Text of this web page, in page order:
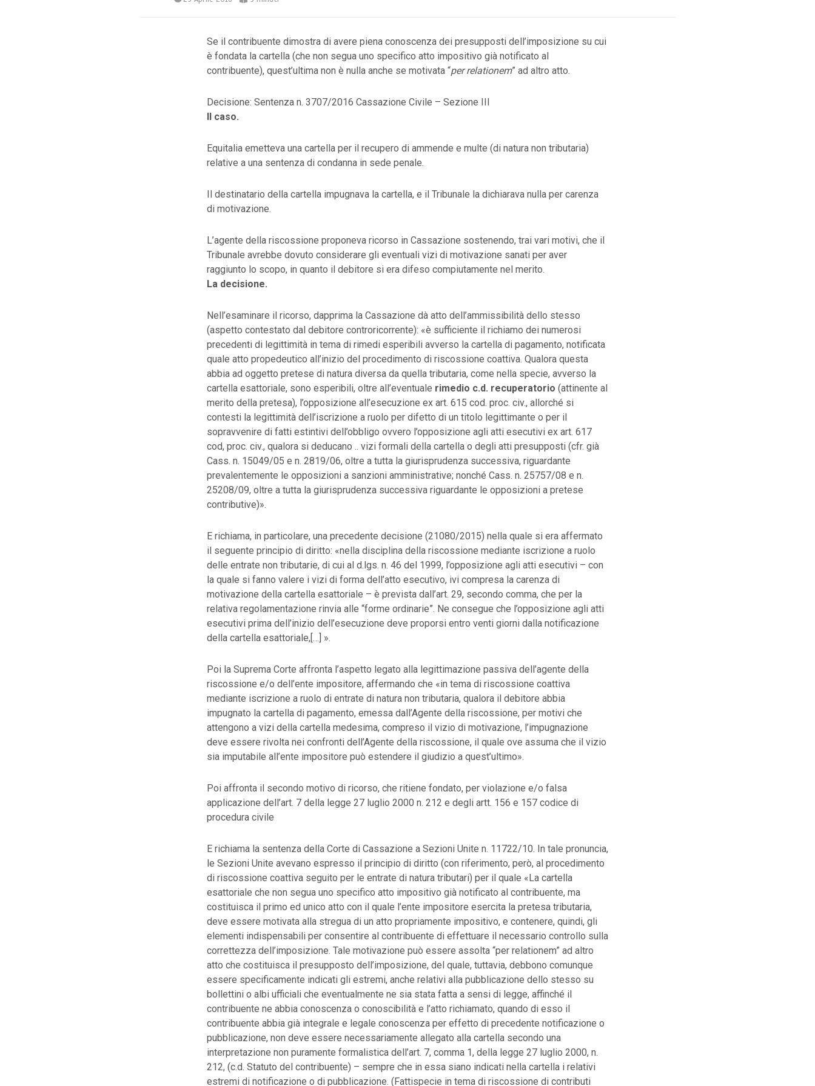
Se il contribuente dimostra di avere piena conoscenza dei presupposti dell’imposizione su cui
è fondata la cartella (che non segua uno specifico atto impositivo già notificato al
contribuente), quest’ultima non è nulla anche se motivata “per relationem” ad altro atto.
Decisione: Sentenza n. 3707/2016 Cassazione Civile – Sezione III
Il caso.
Equitalia emetteva una cartella per il recupero di ammende e multe (di natura non tributaria)
relative a una sentenza di condanna in sede penale.
Il destinatario della cartella impugnava la cartella, e il Tribunale la dichiarava nulla per carenza
di motivazione.
L’agente della riscossione proponeva ricorso in Cassazione sostenendo, trai vari motivi, che il
Tribunale avrebbe dovuto considerare gli eventuali vizi di motivazione sanati per aver
raggiunto lo scopo, in quanto il debitore si era difeso compiutamente nel merito.
La decisione.
Nell’esaminare il ricorso, dapprima la Cassazione dà atto dell’ammissibilità dello stesso
(aspetto contestato dal debitore controricorrente): «è sufficiente il richiamo dei numerosi
precedenti di legittimità in tema di rimedi esperibili avverso la cartella di pagamento, notificata
quale atto propedeutico all’inizio del procedimento di riscossione coattiva. Qualora questa
abbia ad oggetto pretese di natura diversa da quella tributaria, come nella specie, avverso la
cartella esattoriale, sono esperibili, oltre all’eventuale rimedio c.d. recuperatorio (attinente al
merito della pretesa), l’opposizione all’esecuzione ex art. 615 cod. proc. civ., allorché si
contesti la legittimità dell’iscrizione a ruolo per difetto di un titolo legittimante o per il
sopravvenire di fatti estintivi dell’obbligo ovvero l’opposizione agli atti esecutivi ex art. 617
cod, proc. civ., qualora si deducano .. vizi formali della cartella o degli atti presupposti (cfr. già
Cass. n. 15049/05 e n. 2819/06, oltre a tutta la giurisprudenza successiva, riguardante
prevalentemente le opposizioni a sanzioni amministrative; nonché Cass. n. 25757/08 e n.
25208/09, oltre a tutta la giurisprudenza successiva riguardante le opposizioni a pretese
contributive)».
E richiama, in particolare, una precedente decisione (21080/2015) nella quale si era affermato
il seguente principio di diritto: «nella disciplina della riscossione mediante iscrizione a ruolo
delle entrate non tributarie, di cui al d.lgs. n. 46 del 1999, l’opposizione agli atti esecutivi – con
la quale si fanno valere i vizi di forma dell’atto esecutivo, ivi compresa la carenza di
motivazione della cartella esattoriale – è prevista dall’art. 29, secondo comma, che per la
relativa regolamentazione rinvia alle “forme ordinarie”. Ne consegue che l’opposizione agli atti
esecutivi prima dell’inizio dell’esecuzione deve proporsi entro venti giorni dalla notificazione
della cartella esattoriale,[…] ».
Poi la Suprema Corte affronta l’aspetto legato alla legittimazione passiva dell’agente della
riscossione e/o dell’ente impositore, affermando che «in tema di riscossione coattiva
mediante iscrizione a ruolo di entrate di natura non tributaria, qualora il debitore abbia
impugnato la cartella di pagamento, emessa dall’Agente della riscossione, per motivi che
attengono a vizi della cartella medesima, compreso il vizio di motivazione, l’impugnazione
deve essere rivolta nei confronti dell’Agente della riscossione, il quale ove assuma che il vizio
sia imputabile all’ente impositore può estendere il giudizio a quest’ultimo».
Poi affronta il secondo motivo di ricorso, che ritiene fondato, per violazione e/o falsa
applicazione dell’art. 7 della legge 27 luglio 2000 n. 212 e degli artt. 156 e 157 codice di
procedura civile
E richiama la sentenza della Corte di Cassazione a Sezioni Unite n. 11722/10. In tale pronuncia,
le Sezioni Unite avevano espresso il principio di diritto (con riferimento, però, al procedimento
di riscossione coattiva seguito per le entrate di natura tributari) per il quale «La cartella
esattoriale che non segua uno specifico atto impositivo già notificato al contribuente, ma
costituisca il primo ed unico atto con il quale l’ente impositore esercita la pretesa tributaria,
deve essere motivata alla stregua di un atto propriamente impositivo, e contenere, quindi, gli
elementi indispensabili per consentire al contribuente di effettuare il necessario controllo sulla
correttezza dell’imposizione. Tale motivazione può essere assolta “per relationem” ad altro
atto che costituisca il presupposto dell’imposizione, del quale, tuttavia, debbono comunque
essere specificamente indicati gli estremi, anche relativi alla pubblicazione dello stesso su
bollettini o albi ufficiali che eventualmente ne sia stata fatta a sensi di legge, affinché il
contribuente ne abbia conoscenza o conoscibilità e l’atto richiamato, quando di esso il
contribuente abbia già integrale e legale conoscenza per effetto di precedente notificazione o
pubblicazione, non deve essere necessariamente allegato alla cartella secondo una
interpretazione non puramente formalistica dell’art. 7, comma 1, della legge 27 luglio 2000, n.
212, (c.d. Statuto del contribuente) – sempre che in essa siano indicati nella cartella i relativi
estremi di notificazione o di pubblicazione. (Fattispecie in tema di riscossione di contributi